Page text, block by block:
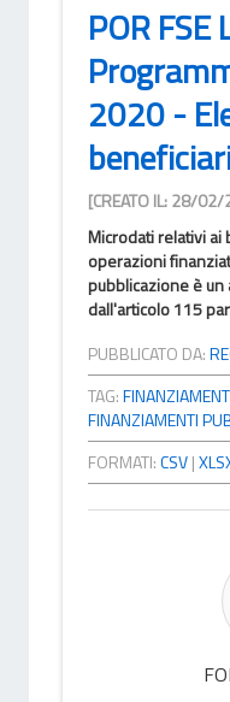
POR FSE
2020 -
[CREATO IL: 28/
Microdati relativi ai
operazioni
pubblicazione è
dall'articolo 115
PUBBLICATO DA:
TAG:
FINANZIAMENTI
FORMATI:CSV|